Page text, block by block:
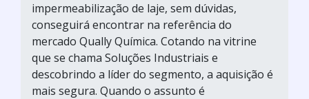
impermeabilização de laje, sem dúvidas,
conseguirá encontrar na referência do
mercado Qually Química. Cotando na vitrine
que se chama Soluções Industriais e
descobrindo a líder do segmento, a aquisição é
mais segura. Quando o assunto é